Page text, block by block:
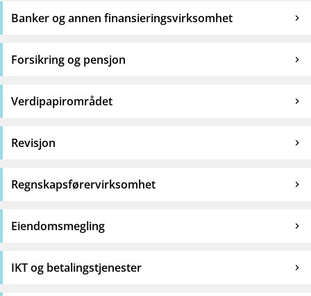
Banker og annen finansieringsvirksomhet
Forsikring og pensjon
Verdipapirområdet
Revisjon
Regnskapsførervirksomhet
Eiendomsmegling
IKT og betalingstjenester